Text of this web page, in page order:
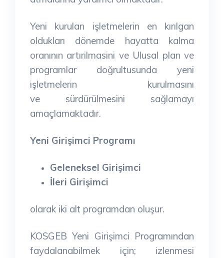
Yeni kurulan işletmelerin en kırılgan
oldukları dönemde hayatta kalma
oranının artırilmasini ve Ulusal plan ve
programlar doğrultusunda yeni
işletmelerin kurulmasını
ve sürdürülmesini sağlamayı
amaçlamaktadır.
Yeni Girişimci Programı
Geleneksel Girişimci
İleri Girişimci
olarak iki alt programdan oluşur.
KOSGEB Yeni Girişimci Programından
faydalanabilmek için; izlenmesi